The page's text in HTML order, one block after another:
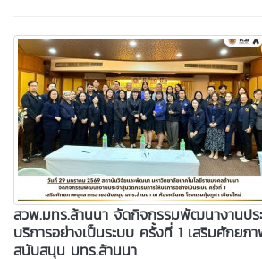
สวพ.มทร.ล้านนา จัดกิจกรรมพัฒนางานปร
บริการอย่างเป็นระบบ ครั้งที่ 1 เสริมศักยภ
สนับสนุน มทร.ล้านนา